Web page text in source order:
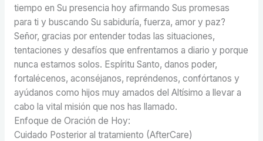
tiempo en Su presencia hoy afirmando Sus promesas
para ti y buscando Su sabiduría, fuerza, amor y paz?
Señor, gracias por entender todas las situaciones,
tentaciones y desafíos que enfrentamos a diario y porque
nunca estamos solos. Espíritu Santo, danos poder,
fortalécenos, aconséjanos, repréndenos, confórtanos y
ayúdanos como hijos muy amados del Altísimo a llevar a
cabo la vital misión que nos has llamado.
Enfoque de Oración de Hoy:
Cuidado Posterior al tratamiento (AfterCare)